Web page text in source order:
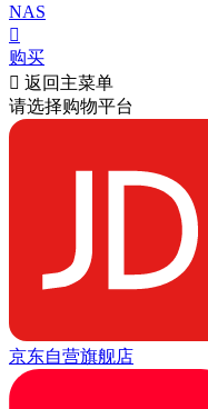
NAS

购买
 返回主菜单
请选择购物平台
京东自营旗舰店